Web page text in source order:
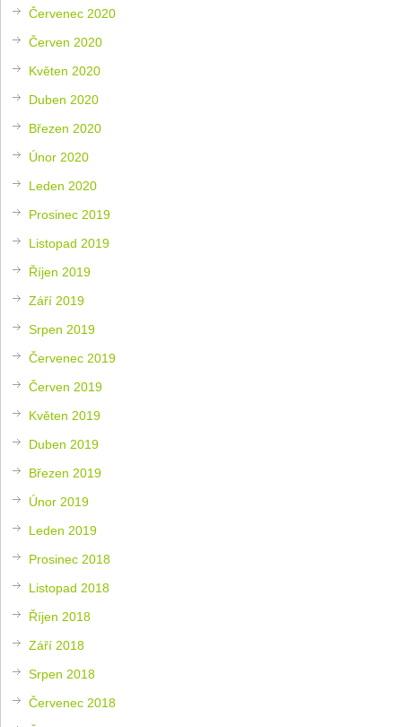
Červenec 2020
Červen 2020
Květen 2020
Duben 2020
Březen 2020
Únor 2020
Leden 2020
Prosinec 2019
Listopad 2019
Říjen 2019
Září 2019
Srpen 2019
Červenec 2019
Červen 2019
Květen 2019
Duben 2019
Březen 2019
Únor 2019
Leden 2019
Prosinec 2018
Listopad 2018
Říjen 2018
Září 2018
Srpen 2018
Červenec 2018